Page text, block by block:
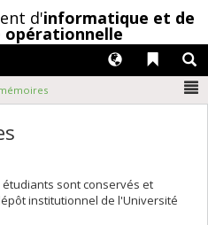
d'informatique et de
opérationnelle
Liens
Langues
sont conservés et
institutionnel de l'Université